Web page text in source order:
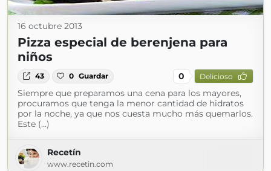
16 octubre 2013
Pizza especial de berenjena para
niños
43 0 Guardar 0 Delicioso
Siempre que preparamos una cena para los mayores,
procuramos que tenga la menor cantidad de hidratos
por la noche, ya que nos cuesta mucho más quemarlos.
Este (...)
Recetín
www.recetin.com